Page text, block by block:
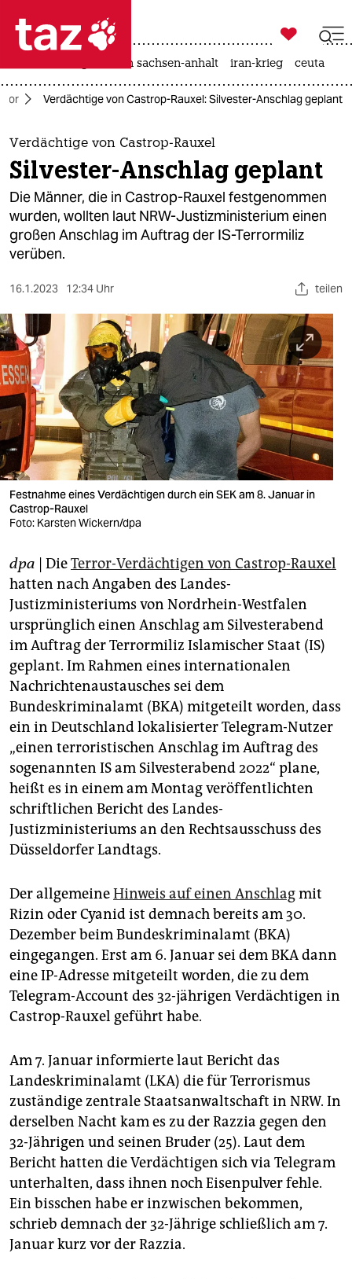
 taz zahl ich
taz zahl ich
themen
politik
öko
gesellschaft
kultur
sport
berlin
nord
wahrheit
verlag
verlag
veranstaltungen
fragen & hilfe
unterstützen
abo
genossenschaft
epaper login

taz zahl ich
landtagswahl in sachsen-anhalt iran-krieg ceuta
Verdächtige von Castrop-Rauxel: Silvester-Anschlag geplant
Verdächtige von Castrop-Rauxel
Silvester-Anschlag geplant
Die Männer, die in Castrop-Rauxel festgenommen
wurden, wollten laut NRW-Justizministerium einen
großen Anschlag im Auftrag der IS-Terrormiliz
verüben.
16.1.2023 12:34 Uhr teilen
Festnahme eines Verdächtigen durch ein SEK am 8. Januar in
Castrop-Rauxel
Foto: Karsten Wickern/dpa
dpa | DieTerror-Verdächtigen von Castrop-Rauxel
hatten nach Angaben des Landes-
Justizministeriums von Nordrhein-Westfalen
ursprünglich einen Anschlag am Silvesterabend
im Auftrag der Terrormiliz Islamischer Staat (IS)
geplant. Im Rahmen eines internationalen
Nachrichtenaustausches sei dem
Bundeskriminalamt (BKA) mitgeteilt worden, dass
ein in Deutschland lokalisierter Telegram-Nutzer
„einen terroristischen Anschlag im Auftrag des
sogenannten IS am Silvesterabend 2022“ plane,
heißt es in einem am Montag veröffentlichten
schriftlichen Bericht des Landes-
Justizministeriums an den Rechtsausschuss des
Düsseldorfer Landtags.
Der allgemeineHinweis auf einen Anschlagmit
Rizin oder Cyanid ist demnach bereits am 30.
Dezember beim Bundeskriminalamt (BKA)
eingegangen. Erst am 6. Januar sei dem BKA dann
eine IP-Adresse mitgeteilt worden, die zu dem
Telegram-Account des 32-jährigen Verdächtigen in
Castrop-Rauxel geführt habe.
Am 7. Januar informierte laut Bericht das
Landeskriminalamt (LKA) die für Terrorismus
zuständige zentrale Staatsanwaltschaft in NRW. In
derselben Nacht kam es zu der Razzia gegen den
32-Jährigen und seinen Bruder (25). Laut dem
Bericht hatten die Verdächtigen sich via Telegram
unterhalten, dass ihnen noch Eisenpulver fehle.
Ein bisschen habe er inzwischen bekommen,
schrieb demnach der 32-Jährige schließlich am 7.
Januar kurz vor der Razzia.